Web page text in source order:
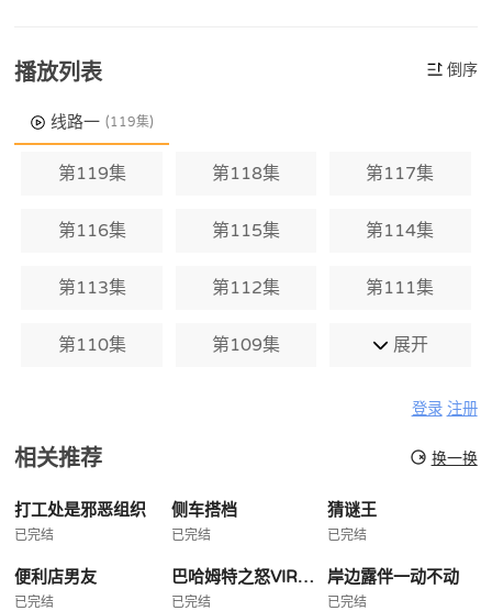
播放列表 倒序
线路一 (119集)
第119集 第118集 第117集
第116集 第115集 第114集
第113集 第112集 第111集
第110集 第109集 展开
登录 注册
相关推荐 换一换
打工处是邪恶组织
已完结
侧车搭档
已完结
猜谜王
已完结
便利店男友
已完结
巴哈姆特之怒VIRGINSOUL
已完结
岸边露伴一动不动
已完结